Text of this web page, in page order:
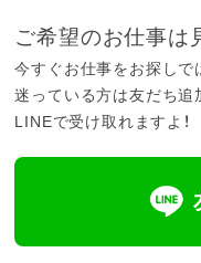
ご希望のお仕事は
今すぐお仕事をお探しで
迷っている方は友だち
LINEで受け取れますよ！